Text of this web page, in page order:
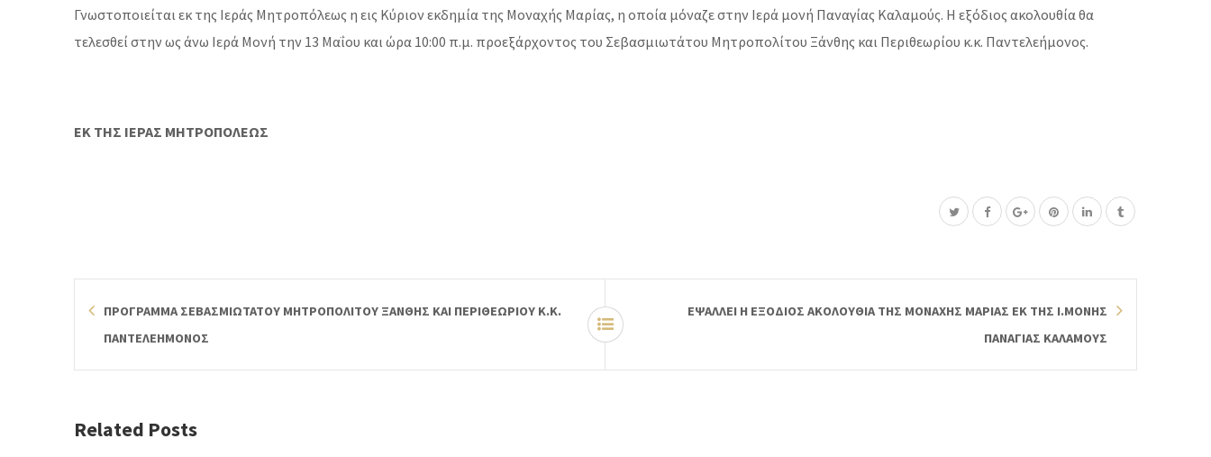
Γνωστοποιείται εκ της Ιεράς Μητροπόλεως η εις Κύριον εκδημία της Μοναχής Μαρίας, η οποία μόναζε στην Ιερά μονή Παναγίας Καλαμούς. Η εξόδιος ακολουθία θα
τελεσθεί στην ως άνω Ιερά Μονή την 13 Μαΐου και ώρα 10:00 π.μ. προεξάρχοντος του Σεβασμιωτάτου Μητροπολίτου Ξάνθης και Περιθεωρίου κ.κ. Παντελεήμονος.
ΕΚ ΤΗΣ ΙΕΡΑΣ ΜΗΤΡΟΠΟΛΕΩΣ
ΠΡΟΓΡΑΜΜΑ ΣΕΒΑΣΜΙΩΤΑΤΟΥ ΜΗΤΡΟΠΟΛΙΤΟΥ ΞΑΝΘΗΣ ΚΑΙ ΠΕΡΙΘΕΩΡΙΟΥ Κ.Κ.
ΠΑΝΤΕΛΕΗΜΟΝΟΣ
ΕΨΑΛΛΕΙ Η ΕΞΟΔΙΟΣ ΑΚΟΛΟΥΘΙΑ ΤΗΣ ΜΟΝΑΧΗΣ ΜΑΡΙΑΣ ΕΚ ΤΗΣ Ι.ΜΟΝΗΣ
ΠΑΝΑΓΙΑΣ ΚΑΛΑΜΟΥΣ
Related Posts